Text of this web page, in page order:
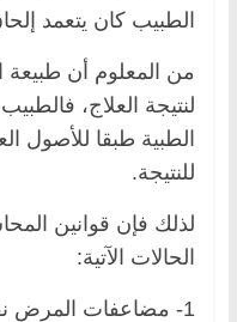
الطبيب كان يتعمد
من المعلوم أن
لنتيجة العلاج،
الطبية طبقا للأصول
للنتيجة.
لذلك فإن قوانين
الحالات الآتية:
1- مضاعفات المرض